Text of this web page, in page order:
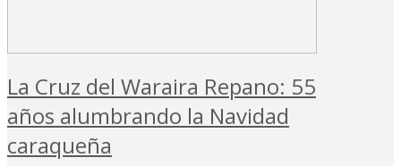
La Cruz del Waraira Repano: 55
años alumbrando la Navidad
caraqueña